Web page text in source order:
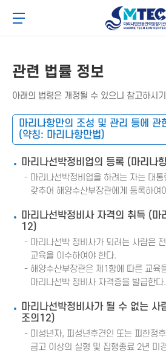
로
로
메뉴 버튼
4CSoft
관련 법률 정보
아래의 법령은 개정될 수 있으니 참고하시
마리나항만의 조성 및 관리 등에 관
(약칭: 마리나항만법)
마리나선박정비업의 등록 (마리나
마리나선박정비업을 하려는 자는 대
갖추어 해양수산부장관에게 등록하여
마리나선박정비사 자격의 취득 (마
12)
마리나선박 정비사가 되려는 사람은
교육을 이수하여야 한다.
해양수산부장관은 제1항에 따른 교육
마리나선박 정비사 자격증을 발급한다.
마리나선박정비사가 될 수 없는
조의12)
미성년자, 피성년후견인 또는 피한정
금고 이상의 실형 및 집행종료 2년 미